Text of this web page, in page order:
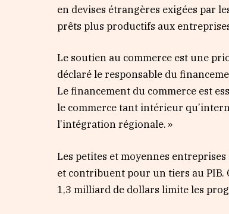
en devises étrangères exigées par
prêts plus productifs aux
Le soutien au commerce est une
déclaré le responsable du
Le financement du commerce est
le commerce tant intérieur
l’intégration régionale. »
Les petites et moyennes
et contribuent pour un tiers au PIB.
1,3 milliard de dollars limite les